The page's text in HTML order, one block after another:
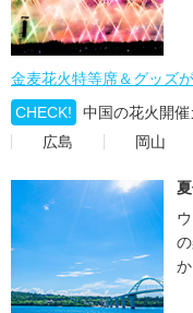
金麦花火特等席＆グッズ
CHECK!
中国の花火開
広島
岡山